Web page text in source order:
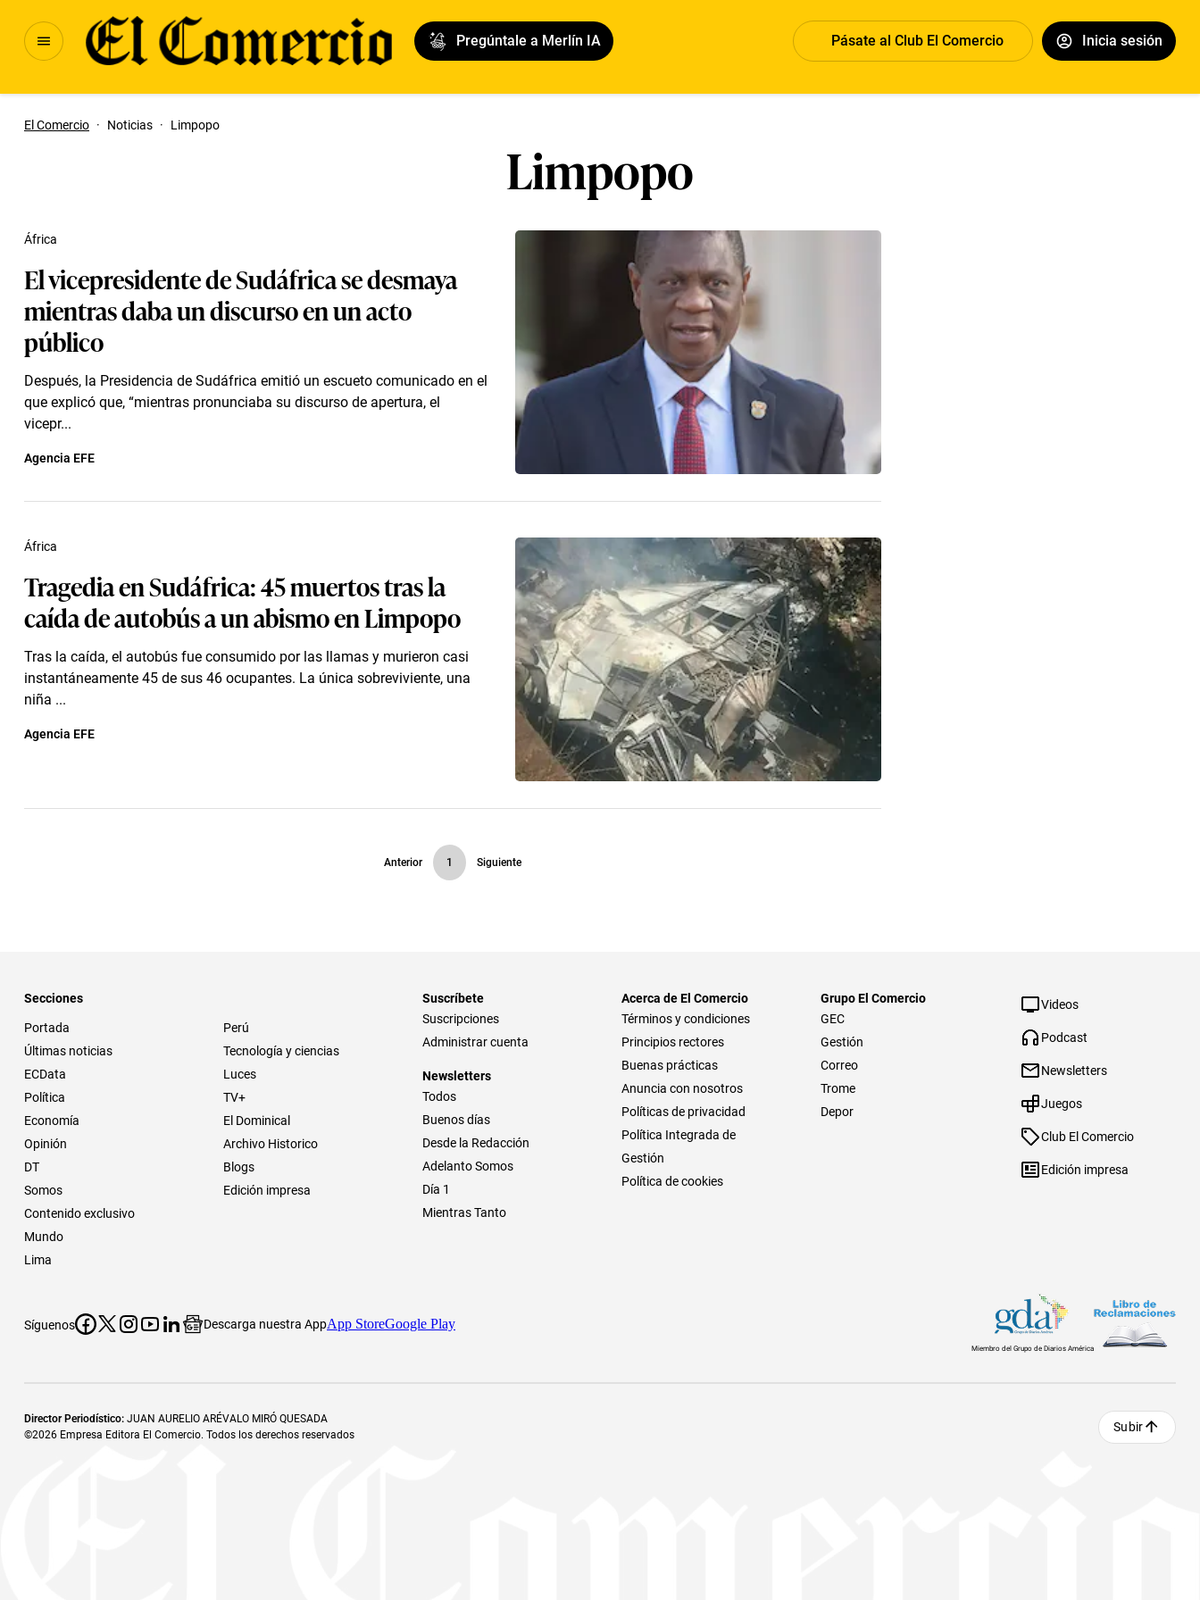
Pregúntale a Merlín IA Pásate al Club El Comercio Inicia sesión
El Comercio · Noticias · Limpopo
Limpopo
El vicepresidente de Sudáfrica se desmaya
mientras daba un discurso en un acto
público
Después, la Presidencia de Sudáfrica emitió un escueto comunicado en el
que explicó que, “mientras pronunciaba su discurso de apertura, el
vicepr...
África
Agencia EFE
Tragedia en Sudáfrica: 45 muertos tras la
caída de autobús a un abismo en Limpopo
Tras la caída, el autobús fue consumido por las llamas y murieron casi
instantáneamente 45 de sus 46 ocupantes. La única sobreviviente, una
niña ...
África
Agencia EFE
Anterior 1 Siguiente
Secciones
Portada
Últimas noticias
ECData
Política
Economía
Opinión
DT
Somos
Contenido exclusivo
Mundo
Lima
Perú
Tecnología y ciencias
Luces
TV+
El Dominical
Archivo Historico
Blogs
Edición impresa
Suscríbete
Suscripciones
Administrar cuenta
Newsletters
Todos
Buenos días
Desde la Redacción
Adelanto Somos
Día 1
Mientras Tanto
Acerca de El Comercio
Términos y condiciones
Principios rectores
Buenas prácticas
Anuncia con nosotros
Políticas de privacidad
Política Integrada de
Gestión
Política de cookies
Grupo El Comercio
GEC
Gestión
Correo
Trome
Depor
Videos
Podcast
Newsletters
Juegos
Club El Comercio
Edición impresa
Síguenos Descarga nuestra AppApp StoreGoogle Play
Miembro del Grupo de Diarios América
Director Periodístico: JUAN AURELIO ARÉVALO MIRÓ QUESADA
©2026 Empresa Editora El Comercio. Todos los derechos reservados
Subir